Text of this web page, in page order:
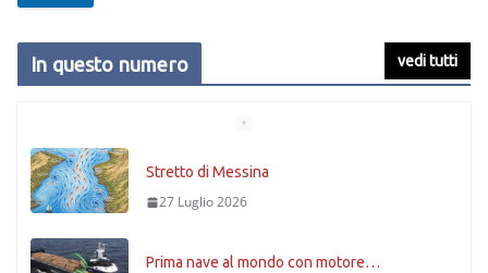
In questo numero vedi tutti
Stretto di Messina
27 Luglio 2026
Prima nave al mondo con motore…